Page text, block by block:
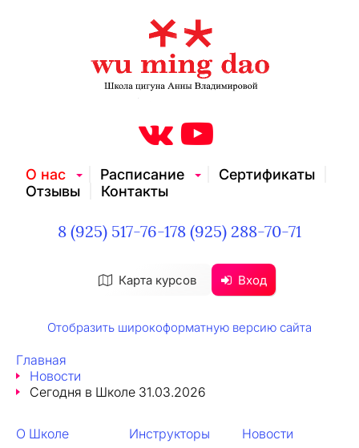
О нас Расписание
Сертификаты
Отзывы
Контакты
Карта курсов Вход
8 (925) 517-76-178 (925) 288-70-71
Отобразить широкоформатную версию сайта
Главная
Новости
Сегодня в Школе 31.03.2026
О Школе Инструкторы
Новости